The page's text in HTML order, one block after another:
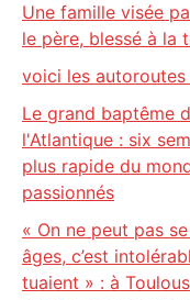
Une famille visée
le père, blessé à la
voici les
Le grand baptême
l'Atlantique : six
plus rapide du
passionnés
« On ne peut pas
âges, c’est
tuaient » : à